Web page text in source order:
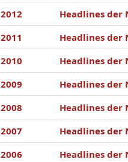
2012
Headlines der
2011
Headlines der
2010
Headlines der
2009
Headlines der
2008
Headlines der
2007
Headlines der
2006
Headlines der